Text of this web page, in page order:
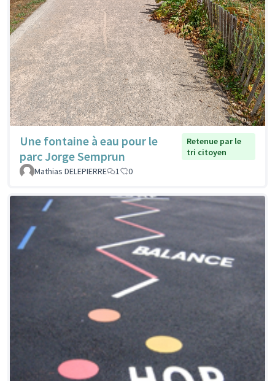
Une fontaine à eau pour le
parc Jorge Semprun
Retenue par le
tri citoyen
Mathias DELEPIERRE
1 0